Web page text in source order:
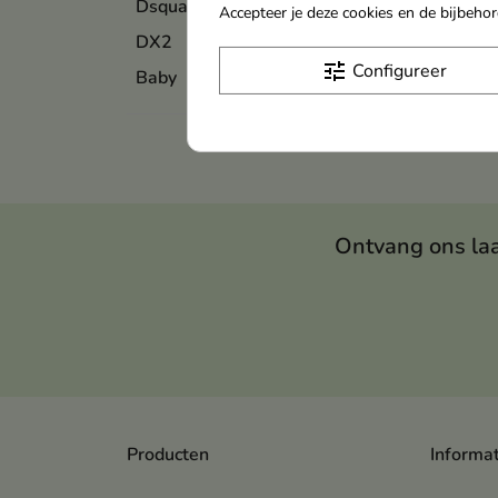
Dsquared
DX2
Baby
Ontvang ons
Producten
Accepteer je deze cookies en de
tune Configureer